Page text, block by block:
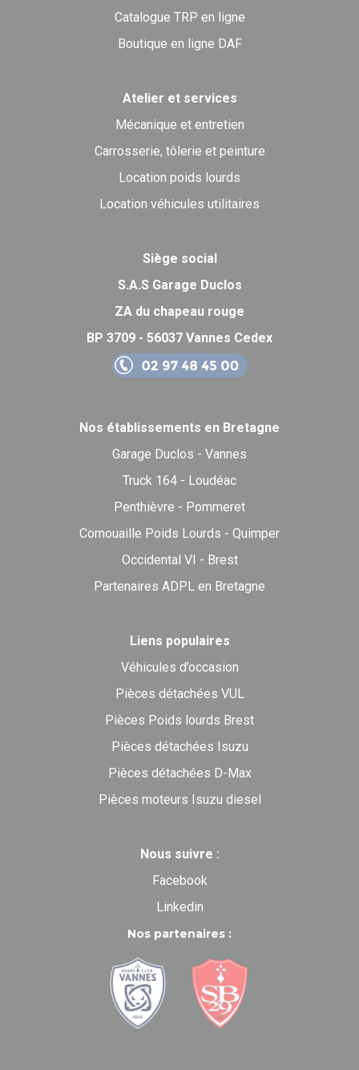
Catalogue TRP en ligne
Boutique en ligne DAF
Atelier et services
Mécanique et entretien
Carrosserie, tôlerie et peinture
Location poids lourds
Location véhicules utilitaires
Siège social
S.A.S Garage Duclos
ZA du chapeau rouge
BP 3709 - 56037 Vannes Cedex
Nos établissements en Bretagne
Garage Duclos - Vannes
Truck 164 - Loudéac
Penthièvre - Pommeret
Cornouaille Poids Lourds - Quimper
Occidental VI - Brest
Partenaires ADPL en Bretagne
Liens populaires
Véhicules d’occasion
Pièces détachées VUL
Pièces Poids lourds Brest
Pièces détachées Isuzu
Pièces détachées D-Max
Pièces moteurs Isuzu diesel
Nous suivre :
Facebook
Linkedin
Nos partenaires :